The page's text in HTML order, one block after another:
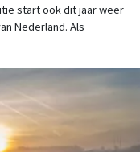
start ook dit jaar weer
Nederland. Als